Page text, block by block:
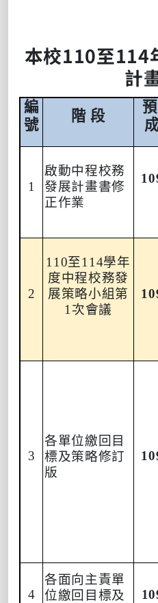
本校110至114
計
編
號
階 段
1
啟動中程校務
發展計畫書修
正作業
2
110至114學年
度中程校務發
展策略小組第
1 次會議
3
各單位繳回目
標及策略修訂
版
4
各面向主責單
位繳回目標及